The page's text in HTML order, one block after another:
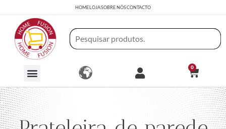
HOMELOJASOBRE NÓSCONTACTO
0